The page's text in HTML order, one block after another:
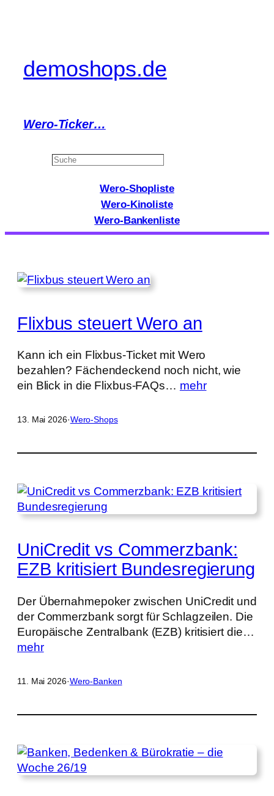
demoshops.de
Wero-Ticker…
Search
Wero-Shopliste
Wero-Kinoliste
Wero-Bankenliste
Flixbus steuert Wero an
Kann ich ein Flixbus-Ticket mit Wero
bezahlen? Fächendeckend noch nicht, wie
ein Blick in die Flixbus-FAQs… mehr
13. Mai 2026·Wero-Shops
UniCredit vs Commerzbank:
EZB kritisiert Bundesregierung
Der Übernahmepoker zwischen UniCredit und
der Commerzbank sorgt für Schlagzeilen. Die
Europäische Zentralbank (EZB) kritisiert die…
mehr
11. Mai 2026·Wero-Banken